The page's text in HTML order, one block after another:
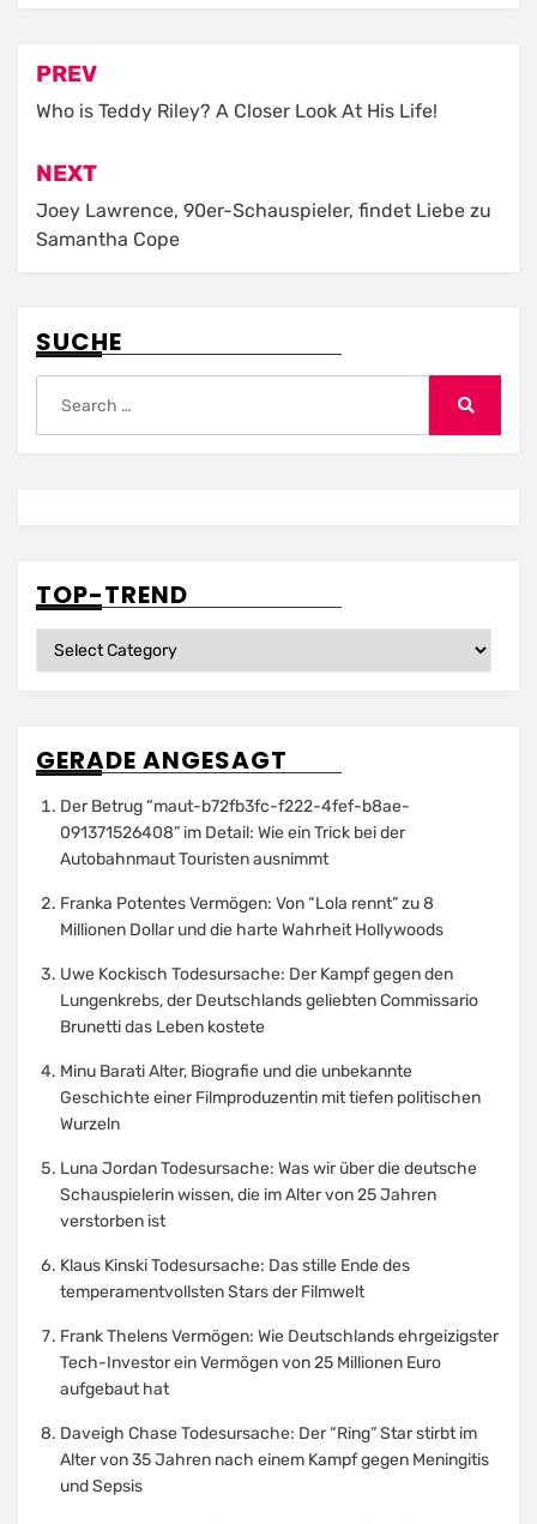
Post
navigation
PREV
Who is Teddy Riley? A Closer Look At His Life!
NEXT
Joey Lawrence, 90er-Schauspieler, findet Liebe zu
Samantha Cope
SUCHE
TOP-TREND
Top-
GERADE ANGESAGT
Der Betrug “maut-b72fb3fc-f222-4fef-b8ae-
091371526408” im Detail: Wie ein Trick bei der
Autobahnmaut Touristen ausnimmt
Franka Potentes Vermögen: Von “Lola rennt” zu 8
Millionen Dollar und die harte Wahrheit Hollywoods
Uwe Kockisch Todesursache: Der Kampf gegen den
Lungenkrebs, der Deutschlands geliebten Commissario
Brunetti das Leben kostete
Minu Barati Alter, Biografie und die unbekannte
Geschichte einer Filmproduzentin mit tiefen politischen
Wurzeln
Luna Jordan Todesursache: Was wir über die deutsche
Schauspielerin wissen, die im Alter von 25 Jahren
verstorben ist
Klaus Kinski Todesursache: Das stille Ende des
temperamentvollsten Stars der Filmwelt
Frank Thelens Vermögen: Wie Deutschlands ehrgeizigster
Tech-Investor ein Vermögen von 25 Millionen Euro
aufgebaut hat
Daveigh Chase Todesursache: Der “Ring” Star stirbt im
Alter von 35 Jahren nach einem Kampf gegen Meningitis
und Sepsis